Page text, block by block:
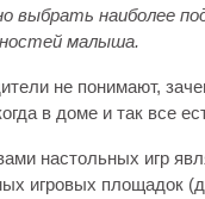
выбрать наиболее
малыша.
не понимают,
в доме и так все
настольных игр
игровых площадок